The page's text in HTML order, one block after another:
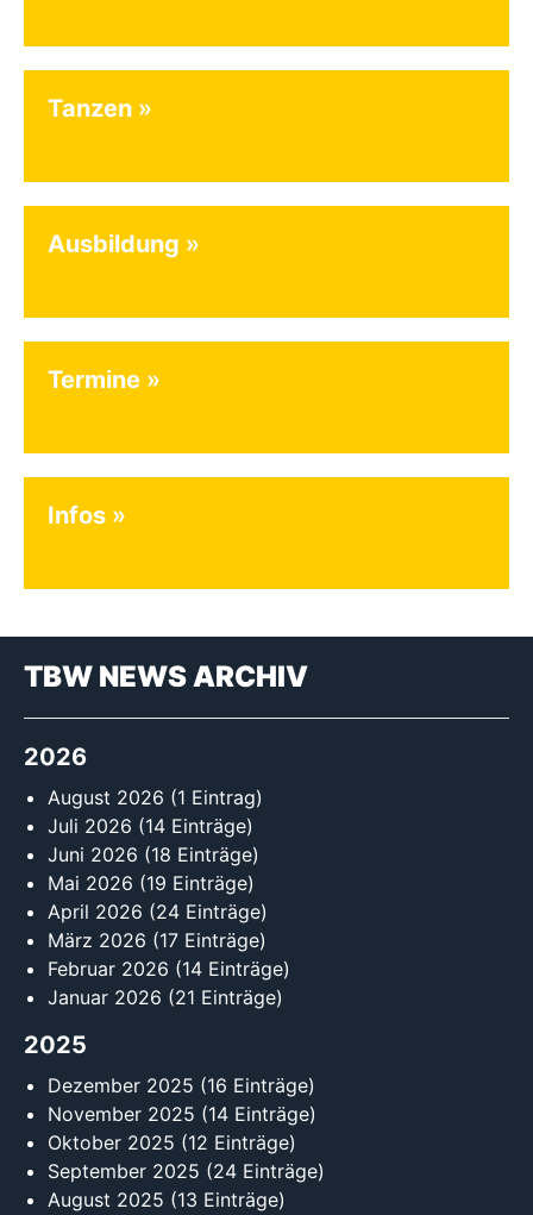
Tanzen
Ausbildung
Termine
Infos
TBW NEWS ARCHIV
2026
August 2026 (1 Eintrag)
Juli 2026 (14 Einträge)
Juni 2026 (18 Einträge)
Mai 2026 (19 Einträge)
April 2026 (24 Einträge)
März 2026 (17 Einträge)
Februar 2026 (14 Einträge)
Januar 2026 (21 Einträge)
2025
Dezember 2025 (16 Einträge)
November 2025 (14 Einträge)
Oktober 2025 (12 Einträge)
September 2025 (24 Einträge)
August 2025 (13 Einträge)